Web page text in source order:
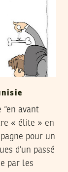
avant
« élite » en
pour un
d’un passé
par les